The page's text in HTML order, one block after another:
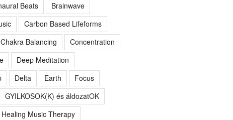
Beats
Brainwave
Carbon Based Lifeforms
Chakra Balancing
Concentration
Deep Meditation
Delta Earth
Focus
GYILKOSOK(K) és áldozatOK
Healing Music Therapy